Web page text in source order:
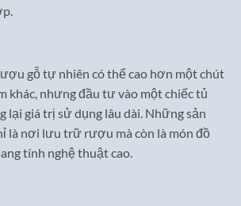
gỗ tự nhiên có thể cao hơn một chút
khác, nhưng đầu tư vào một chiếc tủ
lại giá trị sử dụng lâu dài. Những sản
là nơi lưu trữ rượu mà còn là món đồ
tính nghệ thuật cao.